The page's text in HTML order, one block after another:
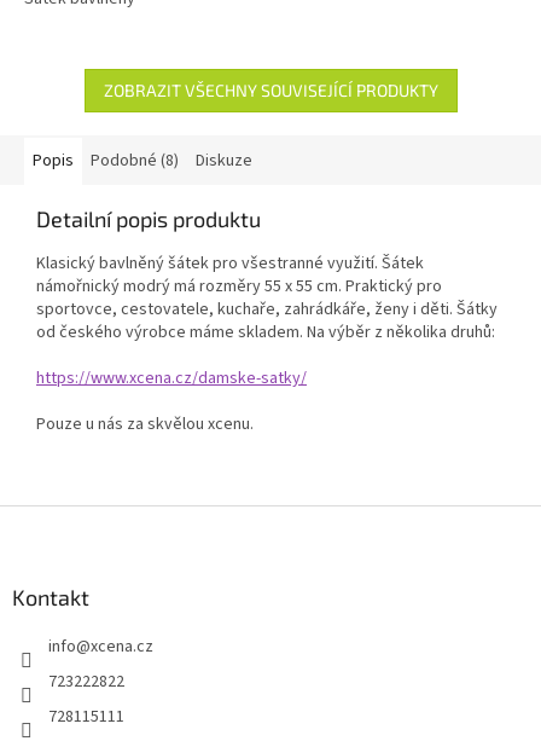
ZOBRAZIT VŠECHNY SOUVISEJÍCÍ PRODUKTY
Popis Podobné (8) Diskuze
Detailní popis produktu
Klasický bavlněný šátek pro všestranné využití. Šátek
námořnický modrý má rozměry 55 x 55 cm. Praktický pro
sportovce, cestovatele, kuchaře, zahrádkáře, ženy i děti. Šátky
od českého výrobce máme skladem. Na výběr z několika druhů:
https://www.xcena.cz/damske-satky/
Pouze u nás za skvělou xcenu.
Kontakt
info@xcena.cz
723222822
728115111